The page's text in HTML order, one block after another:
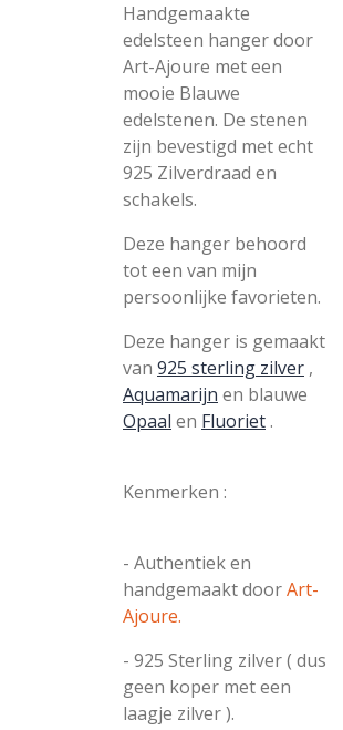
Handgemaakte
edelsteen hanger door
Art-Ajoure met een
mooie Blauwe
edelstenen. De stenen
zijn bevestigd met echt
925 Zilverdraad en
schakels.
Deze hanger behoord
tot een van mijn
persoonlijke favorieten.
Deze hanger is gemaakt
van 925 sterling zilver ,
Aquamarijn en blauwe
Opaal en Fluoriet.
Kenmerken :
- Authentiek en
handgemaakt doorArt-
Ajoure.
- 925 Sterling zilver ( dus
geen koper met een
laagje zilver ).